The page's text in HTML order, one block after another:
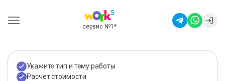
сервис №1 *
Укажите тип и тему работы
Расчет стоимости